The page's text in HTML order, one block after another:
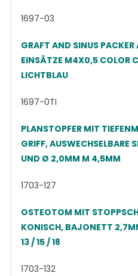
1697-03
GRAFT AND SINUS PACKER
EINSÄTZE M4X0,5 COLOR
LICHTBLAU
1697-0TI
PLANSTOPFER MIT
GRIFF, AUSWECHSELBARE
UND Ø 2,0MM M 4,5MM
1703-127
OSTEOTOM MIT
KONISCH, BAJONETT
13 / 15 / 18
1703-132